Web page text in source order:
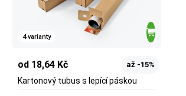
4 varianty
od 18,64 Kč až -15%
Kartonový tubus s lepící páskou